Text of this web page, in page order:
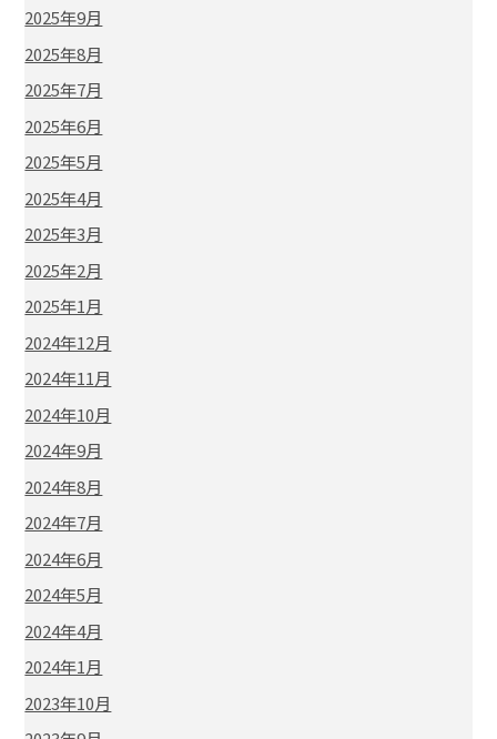
2025年9月
2025年8月
2025年7月
2025年6月
2025年5月
2025年4月
2025年3月
2025年2月
2025年1月
2024年12月
2024年11月
2024年10月
2024年9月
2024年8月
2024年7月
2024年6月
2024年5月
2024年4月
2024年1月
2023年10月